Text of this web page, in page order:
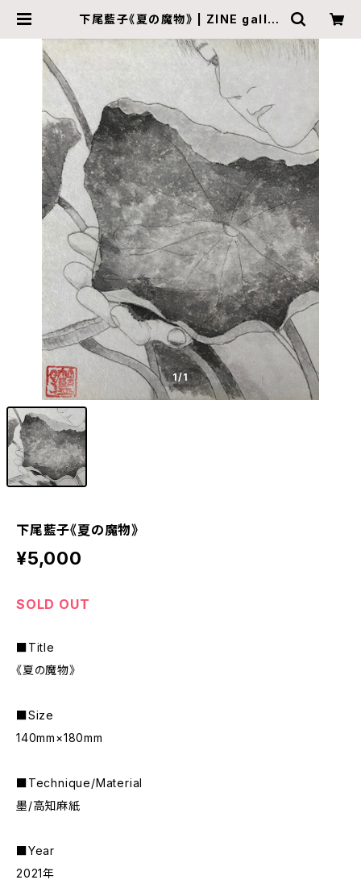
下尾藍子《夏の魔物》 | ZINE galler
1/1
下尾藍子《夏の魔物》
¥5,000
SOLD OUT
■Title
《夏の魔物》
■Size
140mm×180mm
■Technique/Material
墨/高知麻紙
■Year
2021年